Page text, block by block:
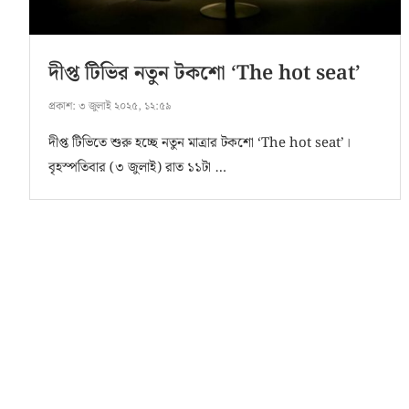
দীপ্ত টিভির নতুন টকশো ‘The hot seat’
প্রকাশ: ৩ জুলাই ২০২৫, ১২:৫৯
দীপ্ত টিভিতে শুরু হচ্ছে নতুন মাত্রার টকশো ‘The hot seat’।
বৃহস্পতিবার (৩ জুলাই) রাত ১১টা …